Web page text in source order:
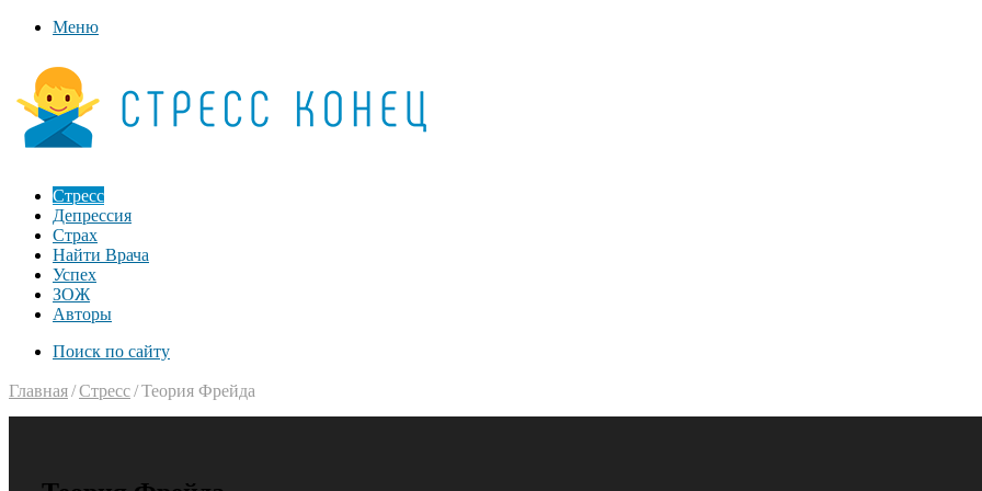
Меню
Стресс
Депрессия
Страх
Найти Врача
Успех
ЗОЖ
Авторы
Поиск по сайту
Главная/Стресс/Теория Фрейда